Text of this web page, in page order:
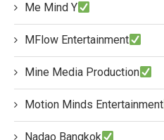
Me Mind Y
MFlow Entertainment
Mine Media Production
Motion Minds Entertainment
Nadao Bangkok